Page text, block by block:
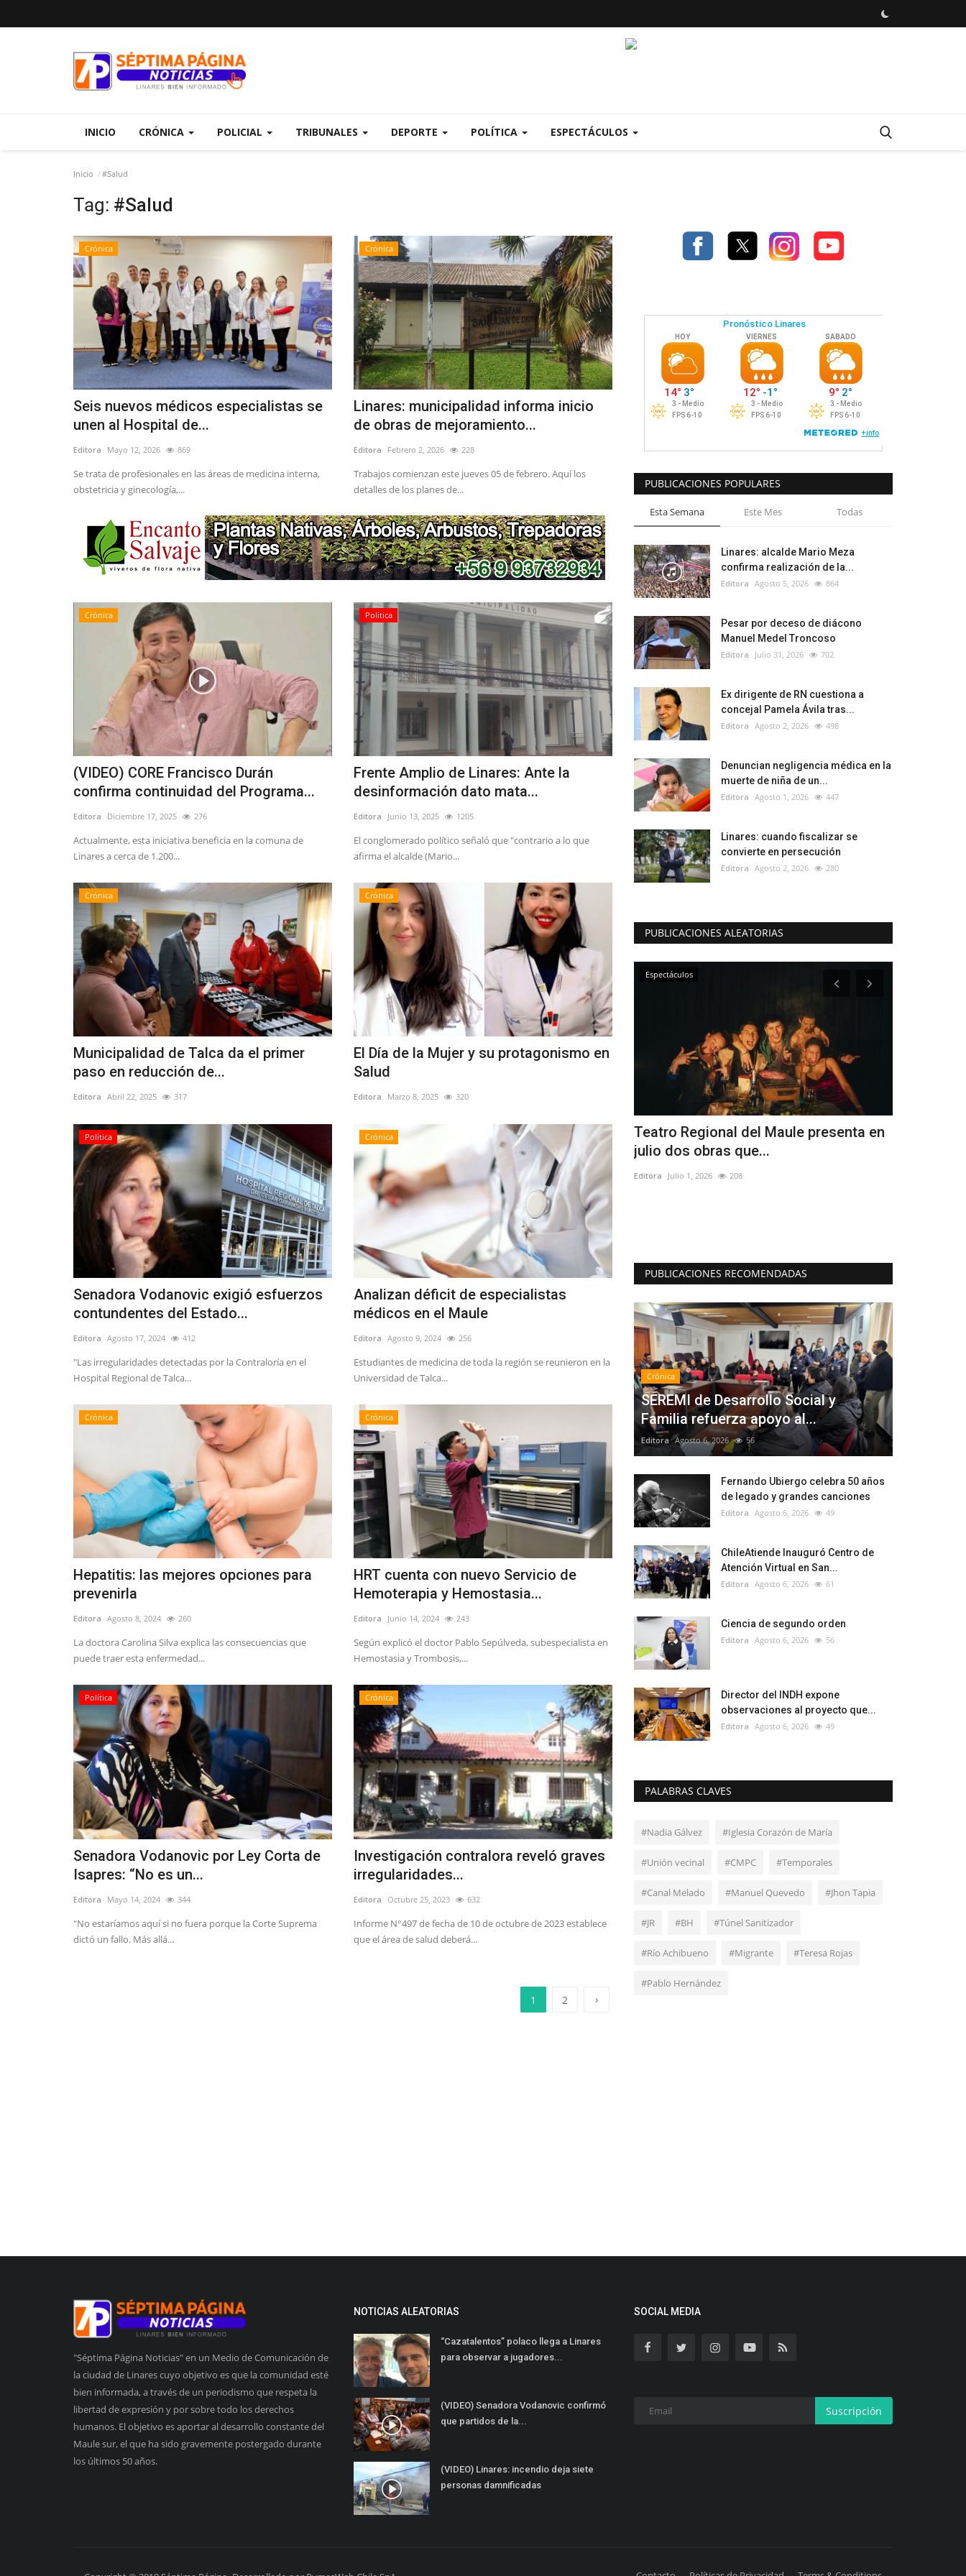
INICIO CRÓNICA POLICIAL TRIBUNALES DEPORTE POLÍTICA ESPECTÁCULOS
Inicio #Salud
Tag: #Salud
Crónica
Seis nuevos médicos especialistas se
unen al Hospital de...
Editora Mayo 12, 2026 869
Se trata de profesionales en las áreas de medicina interna,
obstetricia y ginecología,...
Crónica
Linares: municipalidad informa inicio
de obras de mejoramiento...
Editora Febrero 2, 2026 228
Trabajos comienzan este jueves 05 de febrero. Aquí los
detalles de los planes de...
Crónica
(VIDEO) CORE Francisco Durán
confirma continuidad del Programa...
Editora Diciembre 17, 2025 276
Actualmente, esta iniciativa beneficia en la comuna de
Linares a cerca de 1.200...
Política
Frente Amplio de Linares: Ante la
desinformación dato mata...
Editora Junio 13, 2025 1205
El conglomerado político señaló que "contrario a lo que
afirma el alcalde (Mario...
Crónica
Municipalidad de Talca da el primer
paso en reducción de...
Editora Abril 22, 2025 317
Crónica
El Día de la Mujer y su protagonismo en
Salud
Editora Marzo 8, 2025 320
Política
Senadora Vodanovic exigió esfuerzos
contundentes del Estado...
Editora Agosto 17, 2024 412
"Las irregularidades detectadas por la Contraloría en el
Hospital Regional de Talca...
Crónica
Analizan déficit de especialistas
médicos en el Maule
Editora Agosto 9, 2024 256
Estudiantes de medicina de toda la región se reunieron en la
Universidad de Talca...
Crónica
Hepatitis: las mejores opciones para
prevenirla
Editora Agosto 8, 2024 260
La doctora Carolina Silva explica las consecuencias que
puede traer esta enfermedad...
Crónica
HRT cuenta con nuevo Servicio de
Hemoterapia y Hemostasia...
Editora Junio 14, 2024 243
Según explicó el doctor Pablo Sepúlveda, subespecialista en
Hemostasia y Trombosis,...
Política
Senadora Vodanovic por Ley Corta de
Isapres: “No es un...
Editora Mayo 14, 2024 344
"No estaríamos aquí si no fuera porque la Corte Suprema
dictó un fallo. Más allá...
Crónica
Investigación contralora reveló graves
irregularidades...
Editora Octubre 25, 2023 632
Informe N°497 de fecha de 10 de octubre de 2023 establece
que el área de salud deberá...
1 2 ›
PUBLICACIONES POPULARES
Esta Semana Este Mes Todas
Linares: alcalde Mario Meza
confirma realización de la...
Editora Agosto 5, 2026 864
Pesar por deceso de diácono
Manuel Medel Troncoso
Editora Julio 31, 2026 702
Ex dirigente de RN cuestiona a
concejal Pamela Ávila tras...
Editora Agosto 2, 2026 498
Denuncian negligencia médica en la
muerte de niña de un...
Editora Agosto 1, 2026 447
Linares: cuando fiscalizar se
convierte en persecución
Editora Agosto 2, 2026 280
PUBLICACIONES ALEATORIAS
Deporte
Linares tiene campeón nacional de
Compak Sporting
Editora Noviembre 26, 2025 1529
Víctor Rodríguez Rojas, que además es el presidente de la
Asociación de Pesca, Caza...
Deporte
Avanza construcción del polideportivo
de Yerbas Buenas
Editora Enero 7, 2026
La obra tiene un avance físico del 58 por ciento. Inversión de
3 mil 815 millones...
Espectáculos
Teatro Regional del Maule presenta en
julio dos obras que...
Editora Julio 1, 2026 208
PUBLICACIONES RECOMENDADAS
Crónica
SEREMI de Desarrollo Social y
Familia refuerza apoyo al...
Editora Agosto 6, 2026 56
Fernando Ubiergo celebra 50 años
de legado y grandes canciones
Editora Agosto 6, 2026 49
ChileAtiende Inauguró Centro de
Atención Virtual en San...
Editora Agosto 6, 2026 61
Ciencia de segundo orden
Editora Agosto 6, 2026 56
Director del INDH expone
observaciones al proyecto que...
Editora Agosto 6, 2026 49
PALABRAS CLAVES
#Nadia Gálvez #Iglesia Corazón de María
#Unión vecinal #CMPC #Temporales
#Canal Melado #Manuel Quevedo #Jhon Tapia
#JR #BH #Túnel Sanitizador
#Río Achibueno #Migrante #Teresa Rojas
#Pablo Hernández
"Séptima Página Noticias" en un Medio de Comunicación de
la ciudad de Linares cuyo objetivo es que la comunidad esté
bien informada, a través de un periodismo que respeta la
libertad de expresión y por sobre todo los derechos
humanos. El objetivo es aportar al desarrollo constante del
Maule sur, el que ha sido gravemente postergado durante
los últimos 50 años.
NOTICIAS ALEATORIAS
“Cazatalentos” polaco llega a Linares
para observar a jugadores...
(VIDEO) Senadora Vodanovic confirmó
que partidos de la...
(VIDEO) Linares: incendio deja siete
personas damnificadas
SOCIAL MEDIA
Suscripción